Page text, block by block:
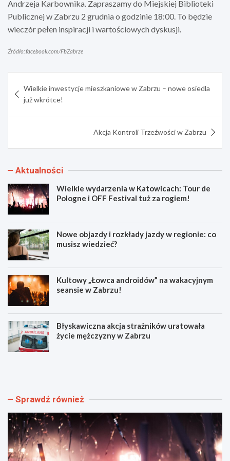
Andrzeja Karbownika. Zapraszamy do Miejskiej Biblioteki
Publicznej w Zabrzu 2 grudnia o godzinie 18:00. To będzie
wieczór pełen inspiracji i wartościowych dyskusji.
Źródło: facebook.com/FbZabrze
wpisu
Wielkie inwestycje mieszkaniowe w Zabrzu – nowe osiedla
już wkrótce!
Akcja Kontroli Trzeźwości w Zabrzu
Aktualności
Wielkie wydarzenia w Katowicach: Tour de
Pologne i OFF Festival tuż za rogiem!
Nowe objazdy i rozkłady jazdy w regionie: co
musisz wiedzieć?
Kultowy „Łowca androidów” na wakacyjnym
seansie w Zabrzu!
Błyskawiczna akcja strażników uratowała
życie mężczyzny w Zabrzu
W
i
w
y
d
a
r
N
b
a
z
d
y
i
Sprawdź również